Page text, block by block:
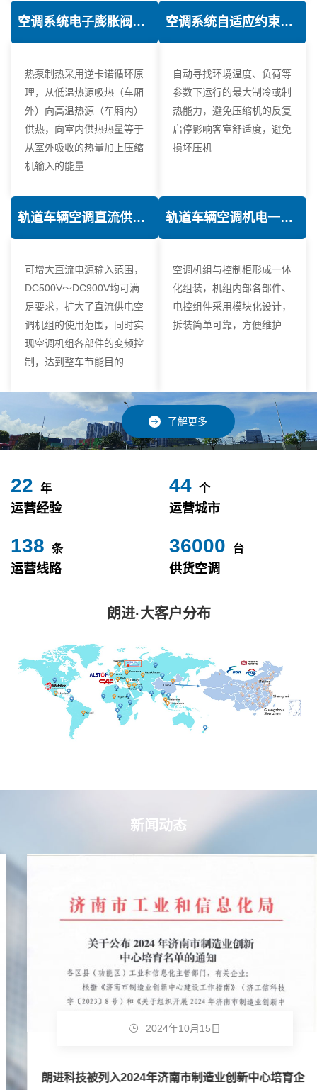
空调系统电子膨胀阀热力学优化技术
热泵制热采用逆卡诺循环原
理，从低温热源吸热（车厢
外）向高温热源（车厢内）
供热，向室内供热热量等于
从室外吸收的热量加上压缩
机输入的能量
空调系统自适应约束控制技术
自动寻找环境温度、负荷等
参数下运行的最大制冷或制
热能力，避免压缩机的反复
启停影响客室舒适度，避免
损坏压机
轨道车辆空调直流供电技术
可增大直流电源输入范围，
DC500V～DC900V均可满
足要求，扩大了直流供电空
调机组的使用范围，同时实
现空调机组各部件的变频控
制，达到整车节能目的
轨道车辆空调机电一体化技术
空调机组与控制柜形成一体
化组装，机组内部各部件、
电控组件采用模块化设计，
拆装简单可靠，方便维护
了解更多
24 年
运营经验
49 个
运营城市
153 条
运营线路
40000 台
供货空调
朗进·大客户分布
新闻动态
2024年10月15日
朗进科技被列入2024年济南市制造业创新中心培育企